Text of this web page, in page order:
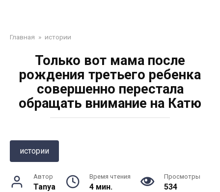
Главная » истории
Только вот мама после
рождения третьего ребенка
совершенно перестала
обращать внимание на Катю
истории
Автор
Tanya
Время чтения
4 мин.
Просмотры
534